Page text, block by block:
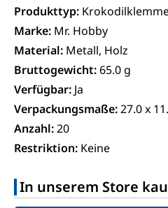
Produkttyp:
Marke: Mr. Hobby
Material: Metall, Holz
Bruttogewicht:65.0 g
Verfügbar: Ja
Verpackungsmaße:27.0 x
Anzahl:20
Restriktion: Keine
In unserem Store